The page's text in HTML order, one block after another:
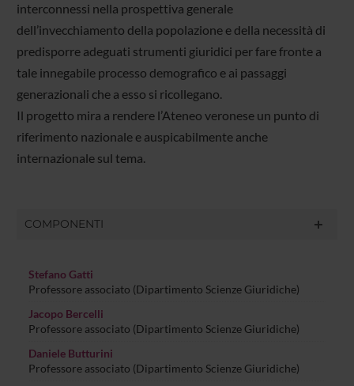
interconnessi nella prospettiva generale
dell’invecchiamento della popolazione e della necessità di
predisporre adeguati strumenti giuridici per fare fronte a
tale innegabile processo demografico e ai passaggi
generazionali che a esso si ricollegano.
Il progetto mira a rendere l’Ateneo veronese un punto di
riferimento nazionale e auspicabilmente anche
internazionale sul tema.
COMPONENTI
Stefano Gatti
Professore associato (Dipartimento Scienze Giuridiche)
Jacopo Bercelli
Professore associato (Dipartimento Scienze Giuridiche)
Daniele Butturini
Professore associato (Dipartimento Scienze Giuridiche)